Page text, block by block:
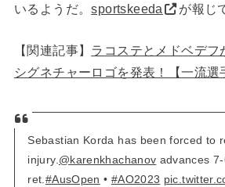
いるようだ。sportskeeda が報じ
【関連記事】 ラコステとメドベデフ
シグネチャーロゴを発表！【一流選
Sebastian Korda has been forced to
injury. @karenkhachanov advances
ret. #AusOpen • #AO2023